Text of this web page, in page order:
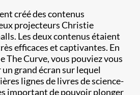
créé des contenus
projecteurs Christie
Les deux contenus étaient
efficaces et captivantes. En
The Curve, vous pouviez vous
grand écran sur lequel
lignes de livres de science-
important de pouvoir plonger